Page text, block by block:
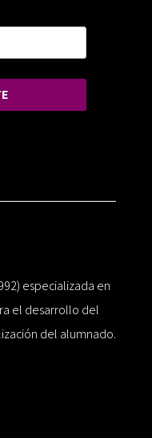
especializada en
el desarrollo del
del alumnado.